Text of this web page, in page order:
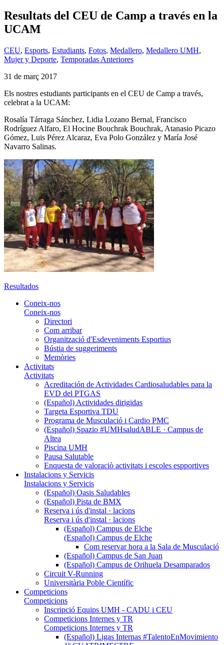
Resultats del CEU de Camp a través en la
UCAM
CEU, Esports, Estudiants, Fotos, Medallero, Medallero UMH,
Mujer y Deporte, Temporadas Anteriores
31 de març 2017
Els nostres estudiants participants en el CEU de Camp a través,
celebrat a la UCAM:
Rosalía Tárraga Sánchez, Lidia Lozano Bernal, Francisco
Rodríguez Alfaro, El Hocine Bouchrak Bouchrak, Atanasio Picazo
Gómez, Luis Pérez Alcaraz, Eva Polo González y María José
Navarro Salinas.
Resultados
Coneix-nos
Coneix-nos
Directori
Com arribar
Organització d'Esdeveniments Esportius
Bústia de suggeriments
Memòries
Activitats
Activitats
Acreditación de Actividades Cardiosaludables para la
EVD del PTGAS
(Español) Actividades dirigidas
Targeta Esportiva TDU
Programa de Musculació i Cardio PMC
(Español) Spazio #UMHsaludABLE · Campus de
Altea
Piscina UMH
Pausa Salutable
Enquesta de valoraciò activitats i escoles espportives
Instalacions y Servicis
Instalacions y Servicis
(Español) Oasis Saludables
(Español) Pista de BMX
Reserva i ús d'instal · lacions
Reserva i ús d'instal · lacions
(Español) Campus de Elche
(Español) Campus de Elche
Com reservar hora a la Sala de Musculació
(Español) Campus de San Juan
(Español) Campus de Orihuela Desamparados
Circuit V-Running
Universitària Poble Científic
Competicions
Competicions
Inscripció Equips UMH - CADU i CEU
Competicions Internes y TR
Competicions Internes y TR
(Español) Ligas Internas #TalentoEnMovimiento